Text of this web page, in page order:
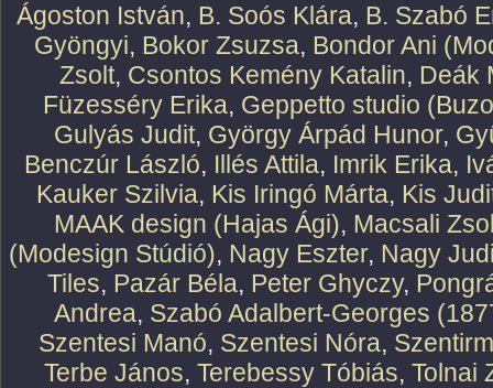
Ágoston István, B. Soós Klára, B. Szabó
Gyöngyi, Bokor Zsuzsa, Bondor Ani
Zsolt, Csontos Kemény Katalin, Deák
Füzesséry Erika, Geppetto studio
Gulyás Judit, György Árpád Hunor,
Benczúr László, Illés Attila, Imrik Erika,
Kauker Szilvia, Kis Iringó Márta, Kis
MAAK design (Hajas Ági), Macsali
(Modesign Stúdió), Nagy Eszter, Nagy
Tiles, Pazár Béla, Peter Ghyczy,
Andrea, Szabó Adalbert-Georges
Szentesi Manó, Szentesi Nóra,
Terbe János, Terebessy Tóbiás, Tolnai